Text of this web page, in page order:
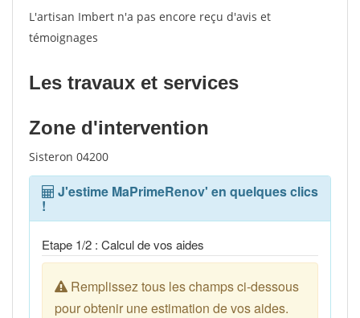
L'artisan Imbert n'a pas encore reçu d'avis et
témoignages
Les travaux et services
Zone d'intervention
Sisteron 04200